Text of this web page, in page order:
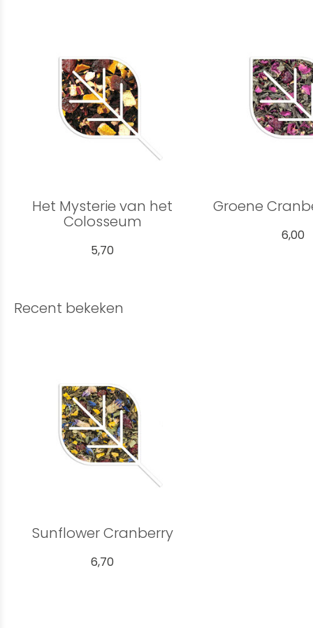
Het Mysterie van het
Colosseum
5,70
Groene
6,00
Recent bekeken
Sunflower Cranberry
6,70